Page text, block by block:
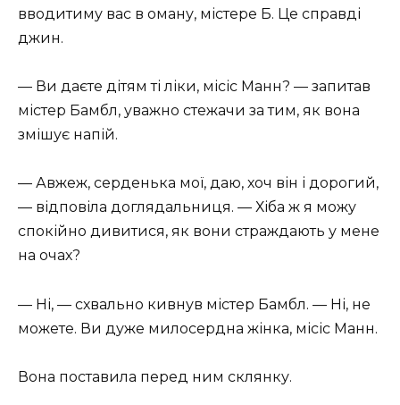
вводитиму вас в оману, містере Б. Це справді
джин.
— Ви даєте дітям ті ліки, місіс Манн? — запитав
містер Бамбл, уважно стежачи за тим, як вона
змішує напій.
— Авжеж, серденька мої, даю, хоч він і дорогий,
— відповіла доглядальниця. — Хіба ж я можу
спокійно дивитися, як вони страждають у мене
на очах?
— Ні, — схвально кивнув містер Бамбл. — Ні, не
можете. Ви дуже милосердна жінка, місіс Манн.
Вона поставила перед ним склянку.